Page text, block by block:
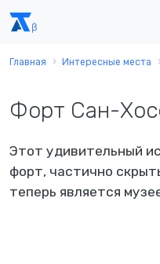
Главная Интересные места
Форт Сан-
Этот удивительный
форт, частично
теперь является